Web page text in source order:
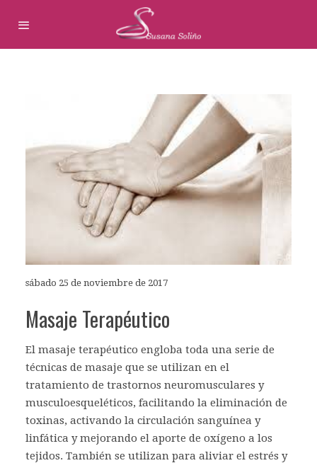
sábado 25 de noviembre de 2017
Masaje Terapéutico
El masaje terapéutico engloba toda una serie de
técnicas de masaje que se utilizan en el
tratamiento de trastornos neuromusculares y
musculoesqueléticos, facilitando la eliminación de
toxinas, activando la circulación sanguínea y
linfática y mejorando el aporte de oxígeno a los
tejidos. También se utilizan para aliviar el estrés y